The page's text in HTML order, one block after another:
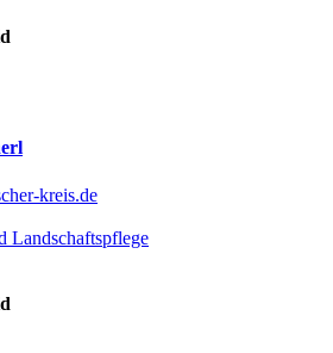
kreis.de
Landschaftspflege